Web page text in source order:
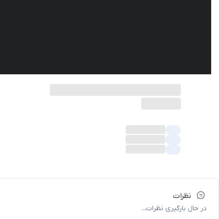
نظرات
در حال بارگیری نظرات...